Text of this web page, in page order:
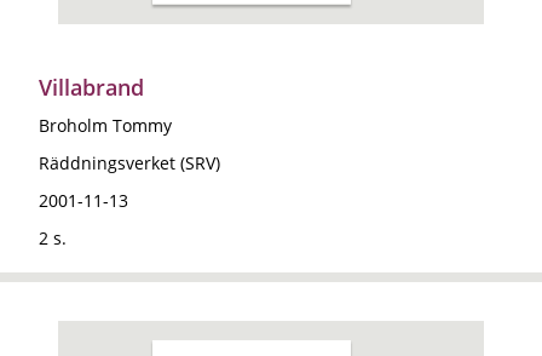
Villabrand
Broholm Tommy
Räddningsverket (SRV)
2001-11-13
2 s.